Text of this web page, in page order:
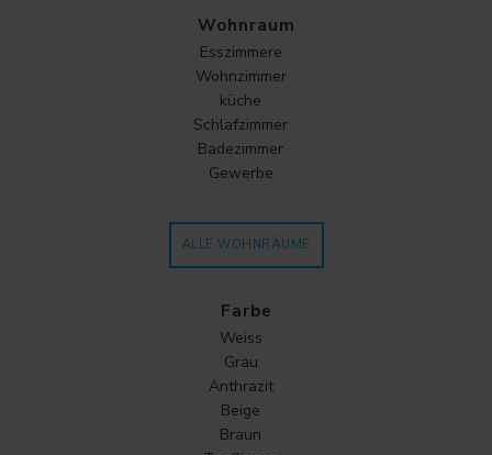
Wohnraum
Esszimmere
Wohnzimmer
küche
Schlafzimmer
Badezimmer
Gewerbe
ALLE WOHNRÄUME
Farbe
Weiss
Grau
Anthrazit
Beige
Braun